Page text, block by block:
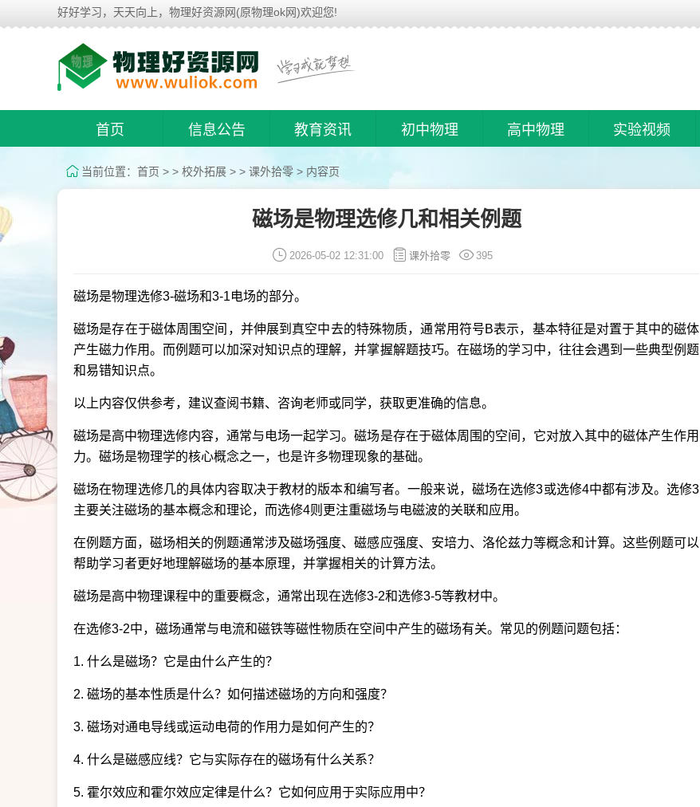
好好学习，天天向上，物理好资源网(原物理ok网)欢迎您!
首页 信息公告 教育资讯 初中物理 高中物理 实验视频
当前位置： 首页 > > 校外拓展 > > 课外拾零 > 内容页
磁场是物理选修几和相关例题
2026-05-02 12:31:00 课外拾零 395
磁场是物理选修3-磁场和3-1电场的部分。
磁场是存在于磁体周围空间，并伸展到真空中去的特殊物质，通常用符号B表示，基本特征是对置于其中的磁体
产生磁力作用。而例题可以加深对知识点的理解，并掌握解题技巧。在磁场的学习中，往往会遇到一些典型例题
和易错知识点。
以上内容仅供参考，建议查阅书籍、咨询老师或同学，获取更准确的信息。
磁场是高中物理选修内容，通常与电场一起学习。磁场是存在于磁体周围的空间，它对放入其中的磁体产生作用
力。磁场是物理学的核心概念之一，也是许多物理现象的基础。
磁场在物理选修几的具体内容取决于教材的版本和编写者。一般来说，磁场在选修3或选修4中都有涉及。选修3
主要关注磁场的基本概念和理论，而选修4则更注重磁场与电磁波的关联和应用。
在例题方面，磁场相关的例题通常涉及磁场强度、磁感应强度、安培力、洛伦兹力等概念和计算。这些例题可以
帮助学习者更好地理解磁场的基本原理，并掌握相关的计算方法。
磁场是高中物理课程中的重要概念，通常出现在选修3-2和选修3-5等教材中。
在选修3-2中，磁场通常与电流和磁铁等磁性物质在空间中产生的磁场有关。常见的例题问题包括：
1. 什么是磁场？它是由什么产生的？
2. 磁场的基本性质是什么？如何描述磁场的方向和强度？
3. 磁场对通电导线或运动电荷的作用力是如何产生的？
4. 什么是磁感应线？它与实际存在的磁场有什么关系？
5. 霍尔效应和霍尔效应定律是什么？它如何应用于实际应用中？